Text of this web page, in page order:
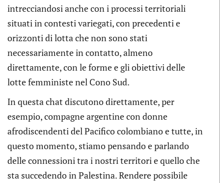
intrecciandosi anche con i processi territoriali
situati in contesti variegati, con precedenti e
orizzonti di lotta che non sono stati
necessariamente in contatto, almeno
direttamente, con le forme e gli obiettivi delle
lotte femministe nel Cono Sud.
In questa chat discutono direttamente, per
esempio, compagne argentine con donne
afrodiscendenti del Pacifico colombiano e tutte, in
questo momento, stiamo pensando e parlando
delle connessioni tra i nostri territori e quello che
sta succedendo in Palestina. Rendere possibile